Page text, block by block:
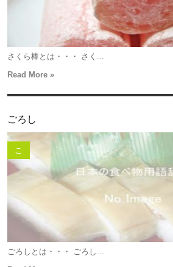
さくら棒とは・・・ さく...
Read More »
ごろし
こ
ごろしとは・・・ ごろし...